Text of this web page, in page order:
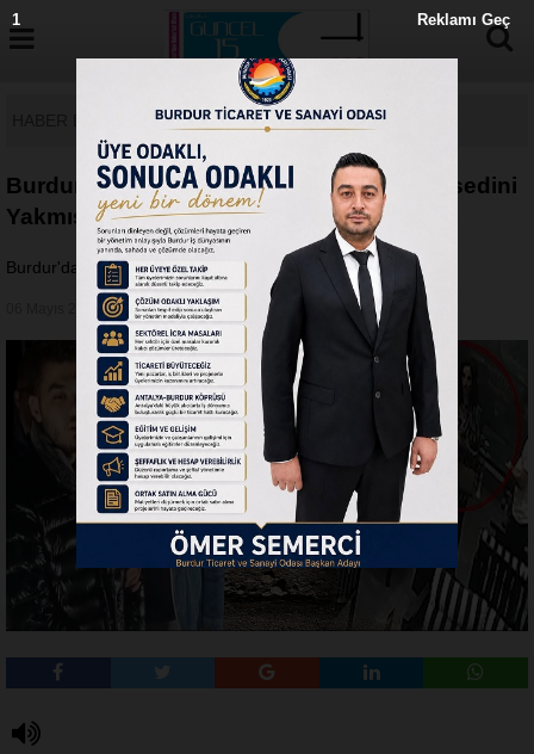
Reklamı Geç
1
Burdur'da Cinayet! Ormanda Öldürüp Cesedini
Yakmışlar
Burdur'da Cinayet! Ormanda Öldürüp Cesedini Yakmışlar
06 Mayıs 2026 - Çarşamba 13:14